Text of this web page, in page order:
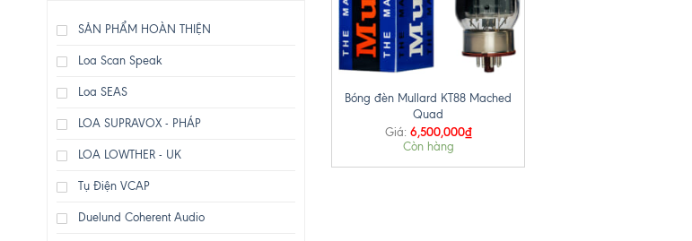
SẢN PHẨM HOÀN THIỆN
Loa Scan Speak
Loa SEAS
LOA SUPRAVOX - PHÁP
LOA LOWTHER - UK
Tụ Điện VCAP
Duelund Coherent Audio
+
Bóng đèn Mullard KT88 Mached
Quad
Giá: 6,500,000₫
Còn hàng